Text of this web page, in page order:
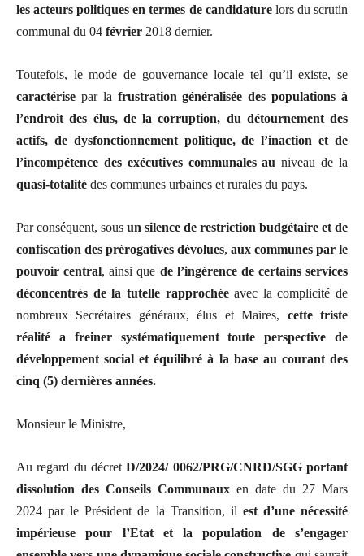
les acteurs politiques en termes de candidaturelors du scrutin
communal du 04 février 2018 dernier.
Toutefois, le mode de gouvernance locale tel qu’il existe, se
caractérise par la frustration généralisée des populations à
l’endroit des élus, de la corruption, du détournement des
actifs, de dysfonctionnement politique, de l’inaction et de
l’incompétence des exécutives communales au niveau de la
quasi-totalité des communes urbaines et rurales du pays.
Par conséquent, sous un silence de restriction budgétaire et de
confiscation des prérogatives dévolues, aux communes par le
pouvoir central, ainsi que de l’ingérence de certains services
déconcentrés de la tutelle rapprochéeavec la complicité de
nombreux Secrétaires généraux, élus et Maires, cette triste
réalité a freiner systématiquement toute perspective de
développement social et équilibré à la base au courant des
cinq (5) dernières années.
Monsieur le Ministre,
Au regard du décretD/2024/ 0062/PRG/CNRD/SGG portant
dissolution des Conseils Communaux en date du 27 Mars
2024 par le Président de la Transition, il est d’une nécessité
impérieuse pour l’Etat et la population de s’engager